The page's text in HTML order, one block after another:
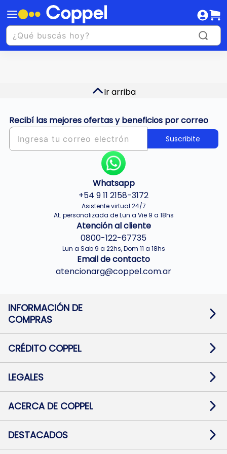
Ir arriba
Recibí las mejores ofertas y beneficios por correo
Suscribite
Whatsapp
+54 9 11 2158-3172
Asistente virtual 24/7
At. personalizada de Lun a Vie 9 a 18hs
Atención al cliente
0800-122-67735
Lun a Sab 9 a 22hs, Dom 11 a 18hs
Email de contacto
atencionarg@coppel.com.ar
INFORMACIÓN DE
COMPRAS
Términos y condiciones
Botón de arrepentimiento
Mapa de sitio
CRÉDITO COPPEL
Solicitar Crédito
Medios de Pago
Pago Fácil Online
LEGALES
Baja contratos
Defensa al consumidor CABA
ACERCA DE COPPEL
Trabajá con Nosotros
Preguntas Frecuentes
DESTACADOS